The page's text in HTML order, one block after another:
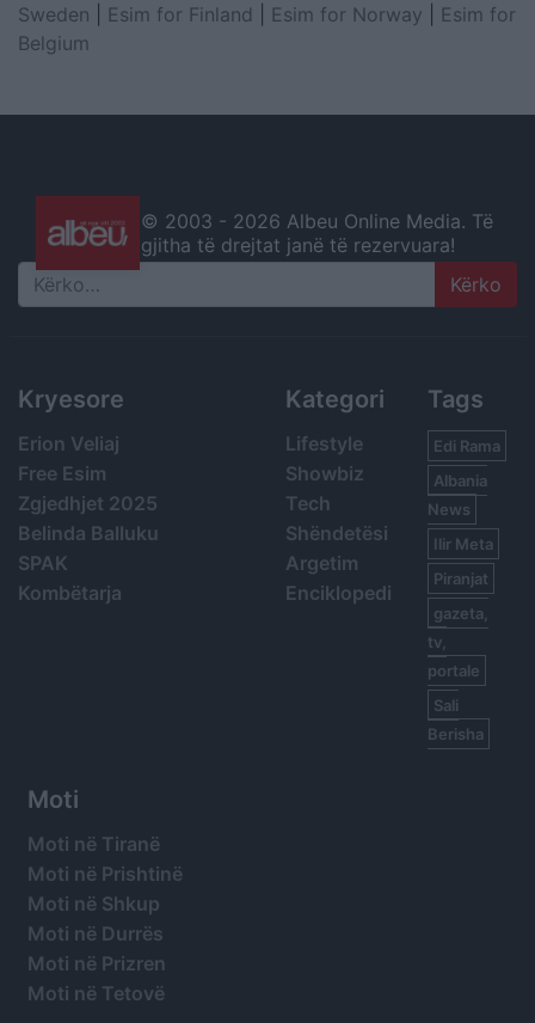
Sweden
Esim for Finland Esim for Norway
Esim for
Belgium
© 2003 - 2026 Albeu Online Media. Të
gjitha të drejtat janë të rezervuara!
Search
Kryesore
Erion Veliaj
Free Esim
Zgjedhjet 2025
Belinda Balluku
SPAK
Kombëtarja
Kategori
Lifestyle
Showbiz
Tech
Shëndetësi
Argetim
Enciklopedi
Tags
Edi Rama
Albania
News
Ilir Meta
Piranjat
gazeta,
tv,
portale
Sali
Berisha
Moti
Moti në Tiranë
Moti në Prishtinë
Moti në Shkup
Moti në Durrës
Moti në Prizren
Moti në Tetovë